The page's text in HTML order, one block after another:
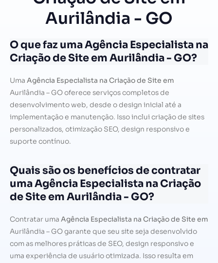
Aurilândia - GO
O que faz uma Agência Especialista na
Criação de Site em Aurilândia - GO?
Uma Agência Especialista na Criação de Site em
Aurilândia – GO oferece serviços completos de
desenvolvimento web, desde o design inicial até a
implementação e manutenção. Isso inclui criação de sites
personalizados, otimização SEO, design responsivo e
suporte contínuo.
Quais são os benefícios de contratar
uma Agência Especialista na Criação
de Site em Aurilândia - GO?
Contratar uma Agência Especialista na Criação de Site em
Aurilândia – GO garante que seu site seja desenvolvido
com as melhores práticas de SEO, design responsivo e
uma experiência de usuário otimizada. Isso resulta em